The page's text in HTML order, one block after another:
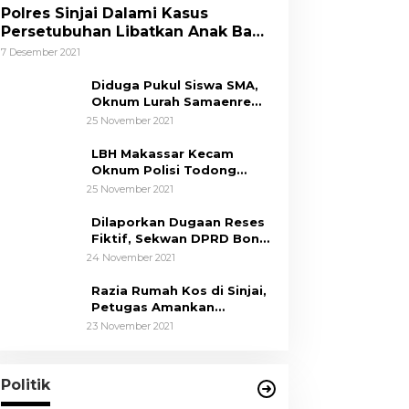
Polres Sinjai Dalami Kasus
Persetubuhan Libatkan Anak Bawa
Umur
7 Desember 2021
Diduga Pukul Siswa SMA,
Oknum Lurah Samaenre
Sinjai Dilaporkan ke Polisi
25 November 2021
LBH Makassar Kecam
Oknum Polisi Todong
Senjata Api ke Anak, Minta
Tegas
25 November 2021
Dilaporkan Dugaan Reses
Fiktif, Sekwan DPRD Bone
Siap Berikan Data
24 November 2021
Razia Rumah Kos di Sinjai,
Petugas Amankan
Sepasang Mahasiswa,
23 November 2021
Politik
Adanya Tuduhan Politik Uang,
Pasar Murah Tidak
Di News, Politik